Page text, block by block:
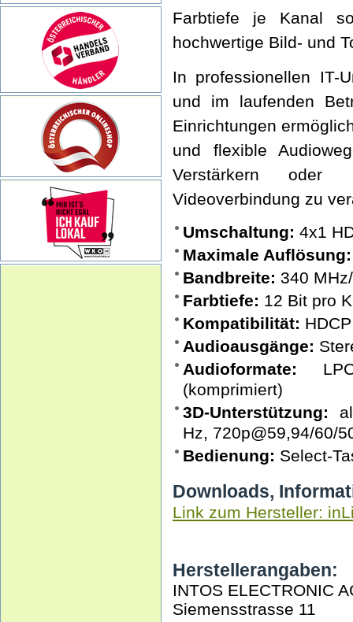
Farbtiefe je Kanal
hochwertige Bild- und
In professionellen IT-
und im laufenden
Einrichtungen
und flexible
Verstärkern oder
Videoverbindung zu
Umschaltung: 4x1
Maximale Auflösung:
Bandbreite: 340
Farbtiefe: 12 Bit pro
Kompatibilität: HDCP
Audioausgänge:
Audioformate:
(komprimiert)
3D-Unterstützung:
Hz, 720p@59,94/60/
Bedienung: Select-
Downloads,
Link zum Hersteller:
Herstellerangaben:
INTOS ELECTRONIC
Siemensstrasse 11